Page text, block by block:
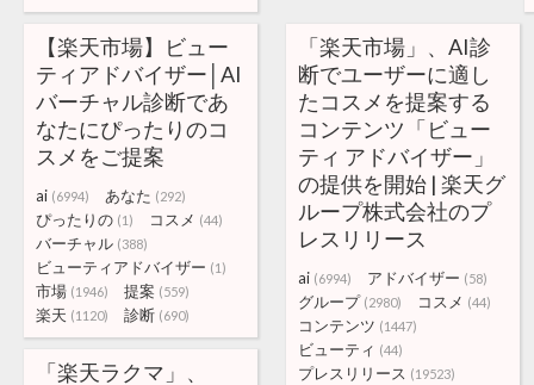
【楽天市場】ビュー
ティアドバイザー│AI
バーチャル診断であ
なたにぴったりのコ
スメをご提案
ai (6994) あなた (292)
ぴったりの (1) コスメ (44)
バーチャル (388)
ビューティアドバイザー (1)
市場 (1946) 提案 (559)
楽天 (1120) 診断 (690)
「楽天市場」、AI診
断でユーザーに適し
たコスメを提案する
コンテンツ「ビュー
ティ アドバイザー」
の提供を開始 | 楽天グ
ループ株式会社のプ
レスリリース
ai (6994) アドバイザー (58)
グループ (2980) コスメ (44)
コンテンツ (1447)
ビューティ (44)
プレスリリース (19523)
「楽天ラクマ」、